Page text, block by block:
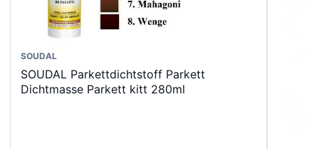
SOUDAL
SOUDAL Parkettdichtstoff Parkett
Dichtmasse Parkett kitt 280ml
Dieses
Produkt
weist